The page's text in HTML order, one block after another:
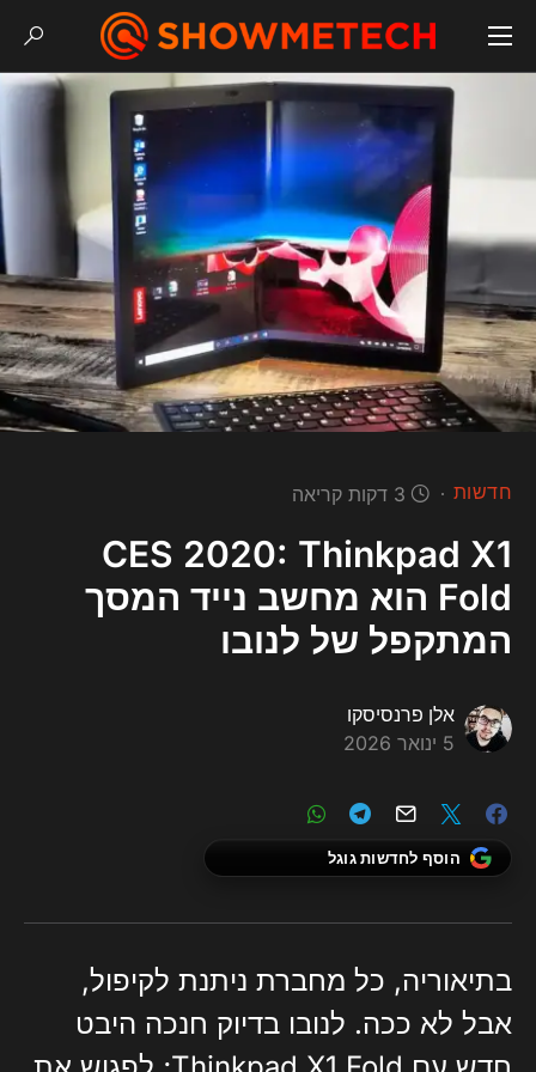
חדשות 3 דקות קריאה
CES 2020: Thinkpad X1
Fold הוא מחשב נייד המסך
המתקפל של לנובו
אלן פרנסיסקו
5 ינואר 2026
הוסף לחדשות גוגל
בתיאוריה, כל מחברת ניתנת לקיפול,
אבל לא ככה. לנובו בדיוק חנכה היבט